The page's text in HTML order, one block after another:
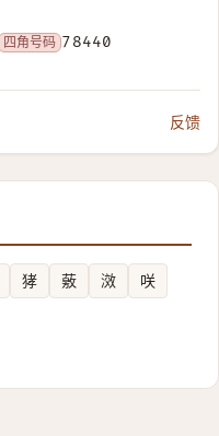
四角号码 78440
反馈
㹲 薂 滧
咲